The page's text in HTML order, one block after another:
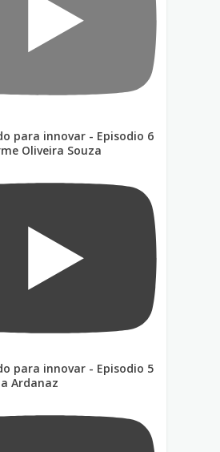
para innovar - Episodio 6
Oliveira Souza
para innovar - Episodio 5
Ardanaz